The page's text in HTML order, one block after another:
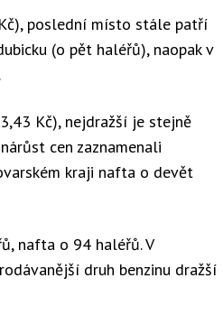
poslední místo stále patří
(o pět haléřů), naopak v
Kč), nejdražší je stejně
cen zaznamenali
kraji nafta o devět
nafta o 94 haléřů. V
druh benzinu dražší